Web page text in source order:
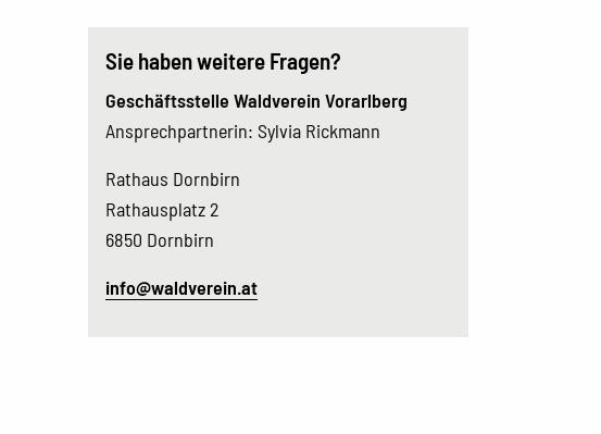
Sie haben weitere Fragen?
Geschäftsstelle Waldverein Vorarlberg
Ansprechpartnerin: Sylvia Rickmann
Rathaus Dornbirn
Rathausplatz 2
6850 Dornbirn
info@waldverein.at